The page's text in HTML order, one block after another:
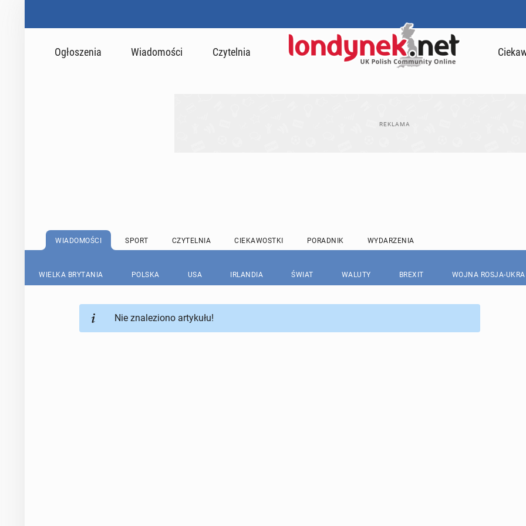
Ogłoszenia Wiadomości Czytelnia
WIADOMOŚCI SPORT CZYTELNIA CIEKAWOSTKI PORADNIK WYDARZENIA
WIELKA BRYTANIA POLSKA USA IRLANDIA ŚWIAT WALUTY BREXIT WOJNA ROSJA-
Nie znaleziono artykułu!